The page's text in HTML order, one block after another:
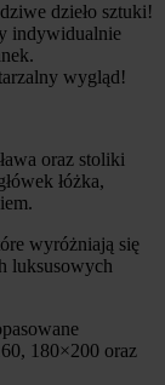
dzieło sztuki!
indywidualnie
wygląd!
oraz stoliki
łóżka,
wyróżniają się
luksusowych
180×200 oraz